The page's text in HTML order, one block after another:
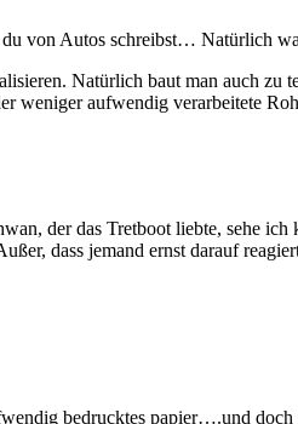
von Autos schreibst… Natürlich
Natürlich baut man auch
weniger aufwendig verarbeitete
der das Tretboot liebte, sehe ich
dass jemand ernst darauf
bedrucktes papier….und